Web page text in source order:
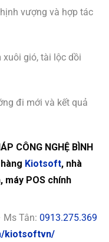
vượng và hợp tác
xuôi gió, tài lộc dồi
đi mới và kết quả
CÔNG NGHỆ BÌNH
Kiotsoft, nhà
máy POS chính
Ms Tân: 0913.275.369
kiotsoftvn/